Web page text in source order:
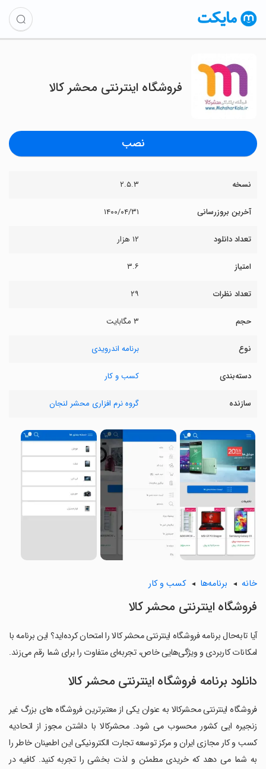
فروشگاه اینترنتی محشر کالا
نصب
نسخه ۲.۵.۳
آخرین بروزرسانی ۱۴۰۰/۰۴/۳۱
تعداد دانلود ۱۲ هزار
امتیاز ۳.۶
تعداد نظرات ۲۹
حجم ۳ مگابایت
نوع برنامه اندرویدی
دسته‌بندی کسب و کار
سازنده گروه نرم افزاری محشر لنجان
خانه برنامه‌ها کسب و کار
فروشگاه اینترنتی محشر کالا
آیا تابه‌حال برنامه فروشگاه اینترنتی محشر کالا را امتحان کرده‌اید؟ این برنامه با
امکانات کاربردی و ویژگی‌هایی خاص، تجربه‌ای متفاوت را برای شما رقم می‌زند.
دانلود برنامه فروشگاه اینترنتی محشر کالا
فروشگاه اینترنتی محشرکالا به عنوان یکی از معتبرترین فروشگاه های بزرگ غیر
زنجیره ایی کشور محسوب می شود. محشرکالا با داشتن مجوز از اتحادیه
کسب و کار مجازی ایران و مرکز توسعه تجارت الکترونیکی این اطمینان خاطر را
به شما می دهد که خریدی مطمئن و لذت بخشی را تجربه کنید. کافیه در